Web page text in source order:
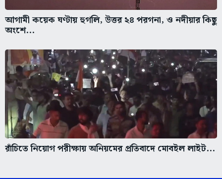
আগামী কয়েক ঘণ্টায় হুগলি, উত্তর ২৪ পরগনা, ও নদীয়ার কিছু
অংশে...
রাঁচিতে নিয়োগ পরীক্ষায় অনিয়মের প্রতিবাদে মোবইল লাইট...